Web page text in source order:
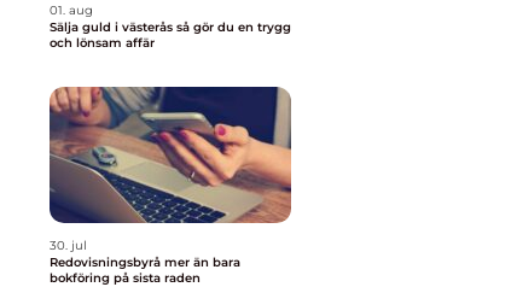
01. aug
Sälja guld i västerås så gör du en trygg
och lönsam affär
30. jul
Redovisningsbyrå mer än bara
bokföring på sista raden